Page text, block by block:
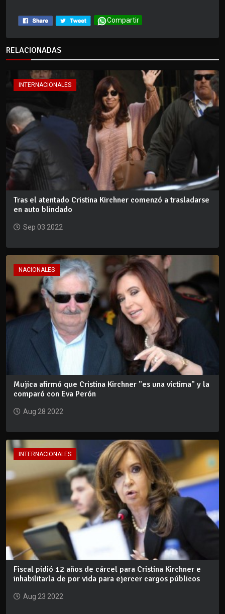
Compartir
RELACIONADAS
INTERNACIONALES
Tras el atentado Cristina Kirchner comenzó a trasladarse
en auto blindado
Sep 03 2022
NACIONALES
Mujica afirmó que Cristina Kirchner "es una víctima" y la
comparó con Eva Perón
Aug 28 2022
INTERNACIONALES
Fiscal pidió 12 años de cárcel para Cristina Kirchner e
inhabilitarla de por vida para ejercer cargos públicos
Aug 23 2022